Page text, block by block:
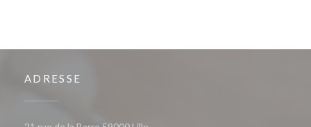
ADRESSE